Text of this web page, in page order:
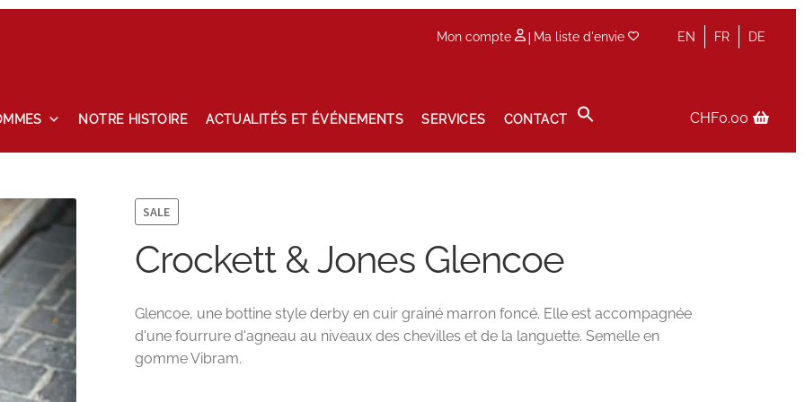
EN FR DE
Mon compte | Ma liste d'envie
NOTRE HISTOIRE ACTUALITÉS ET ÉVÉNEMENTS SERVICES CONTACT CHF0.00
SALE
Crockett & Jones Glencoe
Glencoe, une bottine style derby en cuir grainé marron foncé. Elle est accompagnée
d'une fourrure d'agneau au niveaux des chevilles et de la languette. Semelle en
gomme Vibram.